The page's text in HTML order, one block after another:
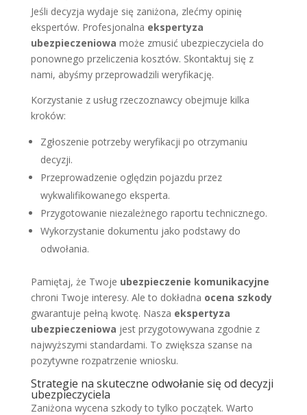
Jeśli decyzja wydaje się zaniżona, zlećmy opinię
ekspertów. Profesjonalna ekspertyza
ubezpieczeniowa może zmusić ubezpieczyciela do
ponownego przeliczenia kosztów. Skontaktuj się z
nami, abyśmy przeprowadzili weryfikację.
Korzystanie z usług rzeczoznawcy obejmuje kilka
kroków:
Zgłoszenie potrzeby weryfikacji po otrzymaniu
decyzji.
Przeprowadzenie oględzin pojazdu przez
wykwalifikowanego eksperta.
Przygotowanie niezależnego raportu technicznego.
Wykorzystanie dokumentu jako podstawy do
odwołania.
Pamiętaj, że Twoje ubezpieczenie komunikacyjne
chroni Twoje interesy. Ale to dokładna ocena szkody
gwarantuje pełną kwotę. Nasza ekspertyza
ubezpieczeniowa jest przygotowywana zgodnie z
najwyższymi standardami. To zwiększa szanse na
pozytywne rozpatrzenie wniosku.
Strategie na skuteczne odwołanie się od decyzji
ubezpieczyciela
Zaniżona wycena szkody to tylko początek. Warto